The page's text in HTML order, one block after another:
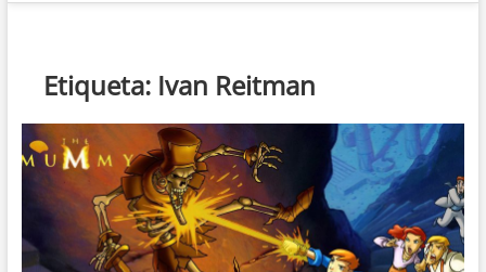
Etiqueta: Ivan Reitman